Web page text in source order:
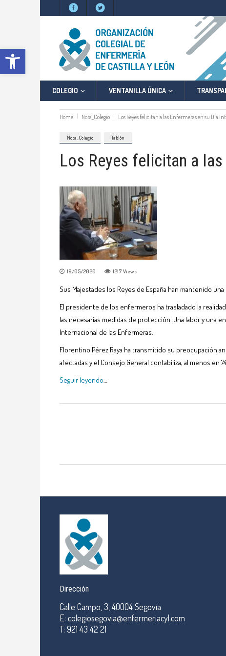
Abrir barra de herramientas
COLEGIO VENTANILLA ÚNICA
Home Nota_Colegio Los Reyes felicitan a las Enfermeras en su Día
Nota_Colegio Tablón
Los Reyes felicitan a
19/05/2020 1217 Views
Sus Majestades los Reyes de España han mantenido
El presidente de los enfermeros ha trasladado la
las necesarias medidas de protección. Una labor y una
Internacional de las Enfermeras.
Florentino Pérez Raya ha transmitido su preocupación
afectadas y el Consejo General contabiliza, al menos
Seguir leyendo…
Dirección
Calle Campo, 3, 40004 Segovia
E: colegiosegovia@enfermeriacyl.com
T: 921 43 42 21